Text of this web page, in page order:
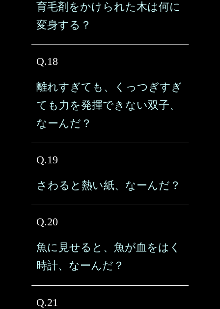
育毛剤をかけられた木は何に
変身する？
Q.18
離れすぎても、くっつぎすぎ
ても力を発揮できない双子、
なーんだ？
Q.19
さわると熱い紙、なーんだ？
Q.20
魚に見せると、魚が血をはく
時計、なーんだ？
Q.21